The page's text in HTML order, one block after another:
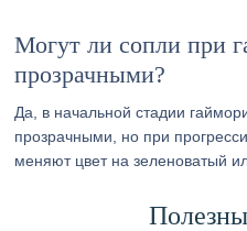
Могут ли сопли при
прозрачными?
Да, в начальной стадии
прозрачными, но при
меняют цвет на зеленоватый